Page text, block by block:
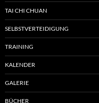
TAI CHI CHUAN
SELBSTVERTEIDIGUNG
TRAINING
KALENDER
GALERIE
BÜCHER